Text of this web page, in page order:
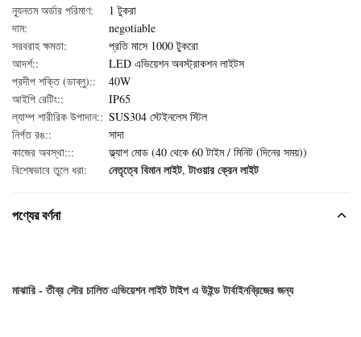
ন্যূনতম অর্ডার পরিমাণ:
1 টুকরা
দাম:
negotiable
সরবরাহ ক্ষমতা:
প্রতি মাসে 1000 টুকরো
আদর্শ::
LED এভিয়েশন অবস্ট্রাকশন লাইটস
প্রদীপ শক্তি (ডাব্লু)::
40W
আইপি রেটিং::
IP65
ল্যাম্প শারীরিক উপাদান:: SUS304 স্টেইনলেস স্টিল
নির্গত রঙ::
সাদা
কাজের অবস্থা:::
ফ্ল্যাশ মোড (40 থেকে 60 টাইম / মিনিট (দিনের সময়))
বিশেষভাবে তুলে ধরা:
নেতৃত্বে বিমান লাইট,টাওয়ার ক্রেন লাইট
পণ্যের বর্ণনা
মাঝারি - তীব্র সৌর চালিত এভিয়েশন লাইট টাইপ এ উইন্ড টার্বাইনব্রিজের জন্য